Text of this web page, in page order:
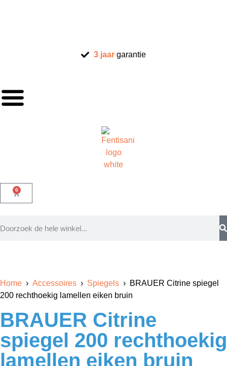
3 jaar garantie
0
Home › Accessoires › Spiegels › BRAUER Citrine spiegel
200 rechthoekig lamellen eiken bruin
BRAUER Citrine
spiegel 200 rechthoekig
lamellen eiken bruin